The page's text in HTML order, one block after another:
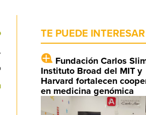
TE PUEDE INTERESAR
Fundación Carlos
Instituto Broad del MIT y
Harvard fortalecen
en medicina genómica